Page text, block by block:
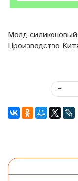
Молд
Производство